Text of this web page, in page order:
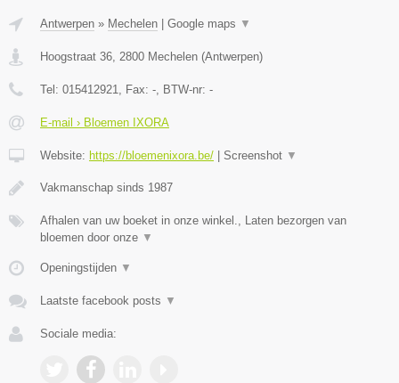
Antwerpen » Mechelen Google maps ▼
Hoogstraat 36, 2800 Mechelen (Antwerpen)
Tel: 015412921, Fax: -, BTW-nr: -
E-mail › Bloemen IXORA
Website: https://bloemenixora.be/ Screenshot ▼
Vakmanschap sinds 1987
Afhalen van uw boeket in onze winkel., Laten bezorgen van
bloemen door onze ▼
Openingstijden ▼
Laatste facebook posts ▼
Sociale media: